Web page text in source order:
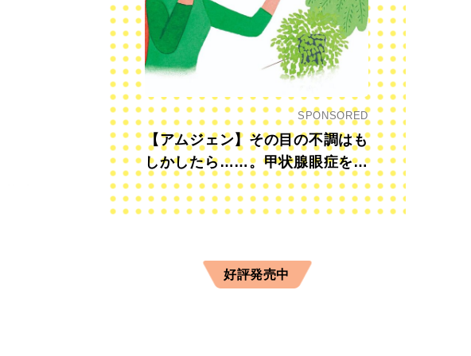
モロヘイヤは葉を摘んで粗く刻む。
SPONSORED
【アムジェン】その目の不調はも
しかしたら……。甲状腺眼症を知
っていますか？
好評発売中